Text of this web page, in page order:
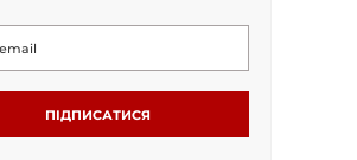
ПІДПИСАТИСЯ